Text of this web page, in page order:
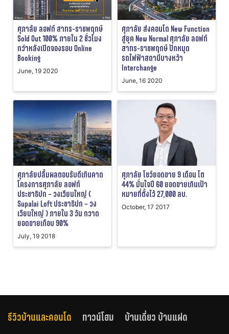
ศุภาลัย ลอฟท์ สาทร-ราชพฤกษ์
Sold Out 100% ภายใน 2 ชั่วโมง
กว่าหลังเปิดจองรอบ Online
Booking
June, 19 2020
ศุภาลัย ส่งคอนโด New Function
สู่ยุค New Normal ศุภาลัย ลอฟท์
สาทร-ราชพฤกษ์ ปักหมุด
รถไฟฟ้าสถานีบางหว้า
Interchange
June, 16 2020
ศุภาลัยปลื้มผลตอบรับดีเกินคาด
โครงการศุภาลัย ลอฟท์
ประชาธิปก – วงเวียนใหญ่ (
Supalai Loft ประชาธิปก – วง
เวียนใหญ่ ) ภายใน 3 วัน กวาด
ยอดขายเกือบ 90%
July, 19 2018
ศุภาลัย โชว์ยอดขาย 9 เดือน โต
44% มั่นใจปี 60 ยอดขายเกินเป้า
หมายที่ตั้งไว้ 27,000 ลบ.
October, 17 2017
รีวิวบ้านและคอนโด ทาวน์โฮม
บ้านเดี่ยว บ้านแฝด